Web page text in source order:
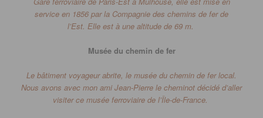
service en 1856 par la Compagnie des chemins de fer de
l’Est. Elle est à une altitude de 69 m.
Musée du chemin de fer
Le bâtiment voyageur abrite, le musée du chemin de fer local.
Nous avons avec mon ami Jean-Pierre le cheminot décidé d’aller
visiter ce musée ferroviaire de l’Île-de-France.